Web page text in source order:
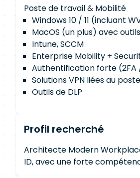
Poste de travail & Mobilité
Windows 10 / 11 (incluant
MacOS (un plus) avec
Intune, SCCM
Enterprise Mobility +
Authentification forte (2FA
Solutions VPN liées au
Outils de DLP
Profil recherché
Architecte Modern
ID, avec une forte